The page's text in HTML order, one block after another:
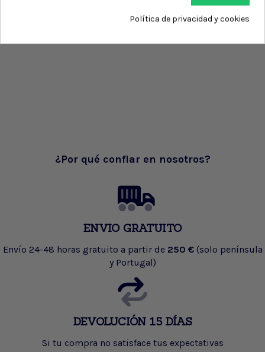
¿Por qué confiar en nosotros?
ENVIO GRATUITO
Envío 24-48 horas gratuito a partir de 250 € (solo península
y Portugal)
DEVOLUCIÓN 15 DÍAS
Si tu compra no satisface tus expectativas
Política de privacidad y cookies